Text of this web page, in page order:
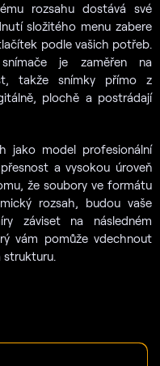
rozsahu dostává své
složitého menu zabere
podle vašich potřeb.
je zaměřen na
takže snímky přímo z
plochě a postrádají
jako model profesionální
a vysokou úroveň
že soubory ve formátu
rozsah, budou vaše
záviset na následném
vám pomůže vdechnout
strukturu.